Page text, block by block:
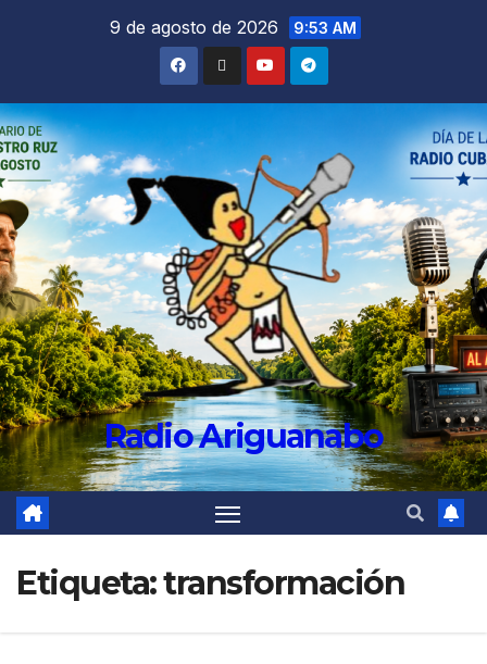
9 de agosto de 2026 9:53 AM
Radio Ariguanabo
Etiqueta:transformación